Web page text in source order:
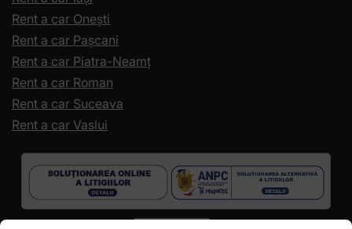
Rent a car Onești
Rent a car Pașcani
Rent a car Piatra-Neamț
Rent a car Roman
Rent a car Suceava
Rent a car Vaslui